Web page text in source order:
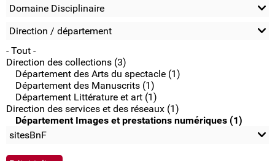
Domaine Disciplinaire
Direction / département
- Tout -
Direction des collections (3)
Département des Arts du spectacle (1)
Département des Manuscrits (1)
Département Littérature et art (1)
Direction des services et des réseaux (1)
Département Images et prestations numériques (1)
sitesBnF